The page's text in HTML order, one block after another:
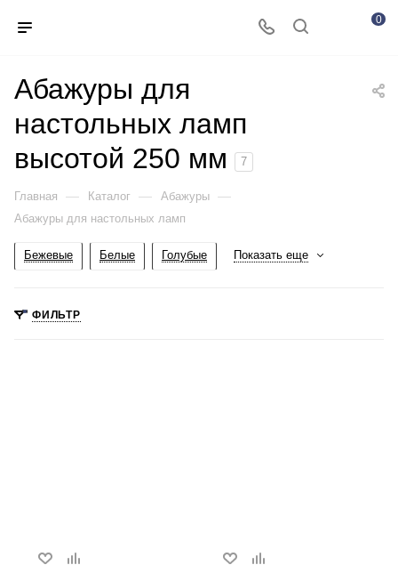
0
Абажуры для
настольных ламп
высотой 250 мм
7
Главная — Каталог — Абажуры —
Абажуры для настольных ламп
Бежевые Белые Голубые Показать еще
ФИЛЬТР